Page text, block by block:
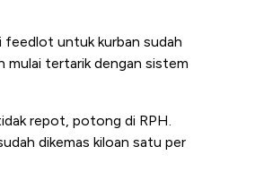
feedlot untuk kurban sudah
mulai tertarik dengan sistem
repot, potong di RPH.
dikemas kiloan satu per